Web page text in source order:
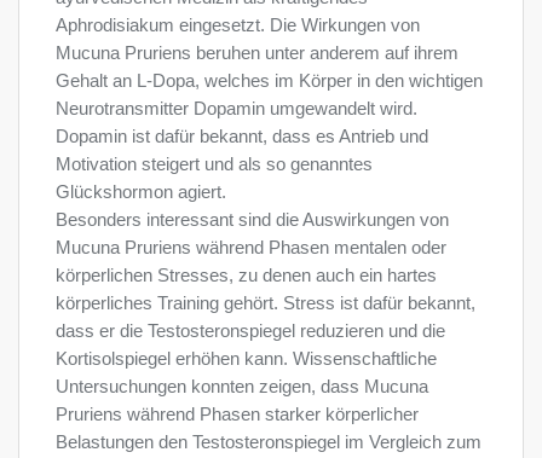
Aphrodisiakum eingesetzt. Die Wirkungen von
Mucuna Pruriens beruhen unter anderem auf ihrem
Gehalt an L-Dopa, welches im Körper in den wichtigen
Neurotransmitter Dopamin umgewandelt wird.
Dopamin ist dafür bekannt, dass es Antrieb und
Motivation steigert und als so genanntes
Glückshormon agiert.
Besonders interessant sind die Auswirkungen von
Mucuna Pruriens während Phasen mentalen oder
körperlichen Stresses, zu denen auch ein hartes
körperliches Training gehört. Stress ist dafür bekannt,
dass er die Testosteronspiegel reduzieren und die
Kortisolspiegel erhöhen kann. Wissenschaftliche
Untersuchungen konnten zeigen, dass Mucuna
Pruriens während Phasen starker körperlicher
Belastungen den Testosteronspiegel im Vergleich zum